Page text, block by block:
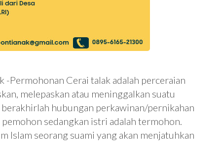
-Permohonan Cerai talak adalah perceraian
melepaskan atau meninggalkan suatu
hubungan perkawinan/pernikahan
sedangkan istri adalah termohon.
Islam seorang suami yang akan menjatuhkan